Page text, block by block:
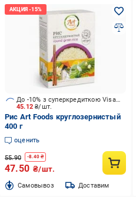
45.12₴/шт.
До -10% з суперкредиткою Visa Вигода
Рис Art Foods круглозернистый
400 г
оценить
55.90 -8.40 ₴
47.50 ₴/шт.
Cамовывоз Доставим